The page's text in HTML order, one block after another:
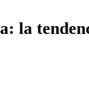
la